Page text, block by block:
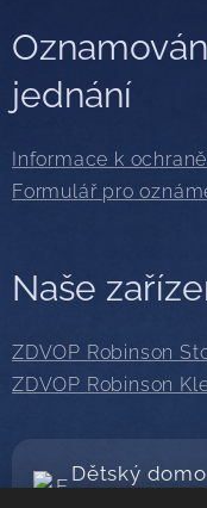
jednání
Informace k
Formulář pro
Naše
ZDVOP Robinson
ZDVOP Robinson
Dětský